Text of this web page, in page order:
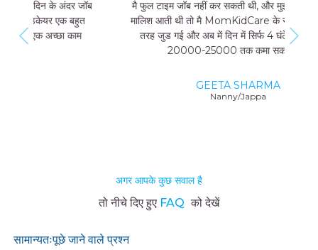
मै फुल टाइम जॉब नहीं कर सकती थी, और मुझे मां और बच्चे की
मालिश आती थी तो मै MomKidCare के साथ फ्रीलांसर की
तरह जुड गई और अब में दिन में सिर्फ 4 घंटे काम करके भी
20000-25000 तक कमा सकती हूं।
GEETA SHARMA
अगर आपके कुछ सवाल है
तो नीचे दिए हुए FAQ को देखें
सामान्यतःपूछे जाने वाले प्रश्न